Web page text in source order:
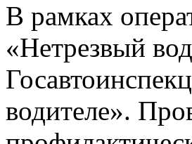
В рамках
«Нетрезвый
водителе».